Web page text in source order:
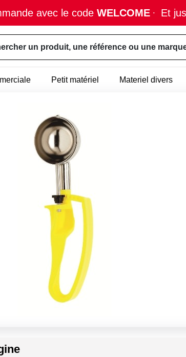
avec le code WELCOME · Et
un produit, une référence ou une
Petit matériel Materiel divers